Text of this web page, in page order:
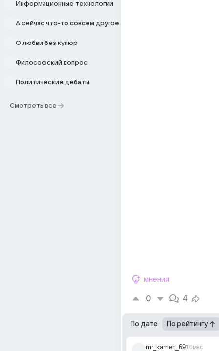
Информационные технологии
А сейчас что-то совсем другое
О любви без купюр
Философский вопрос
Политические дебаты
Смотреть все
мнения
0 4
По дате По рейтингу
mr_kamen_6910мес